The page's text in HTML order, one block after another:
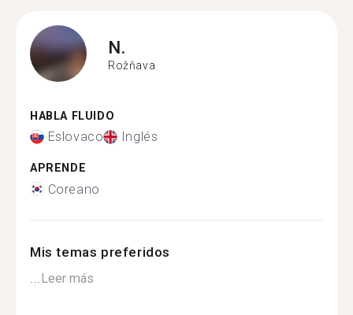
N.
Rožňava
HABLA FLUIDO
Eslovaco Inglés
APRENDE
Coreano
Mis temas preferidos
Leer más